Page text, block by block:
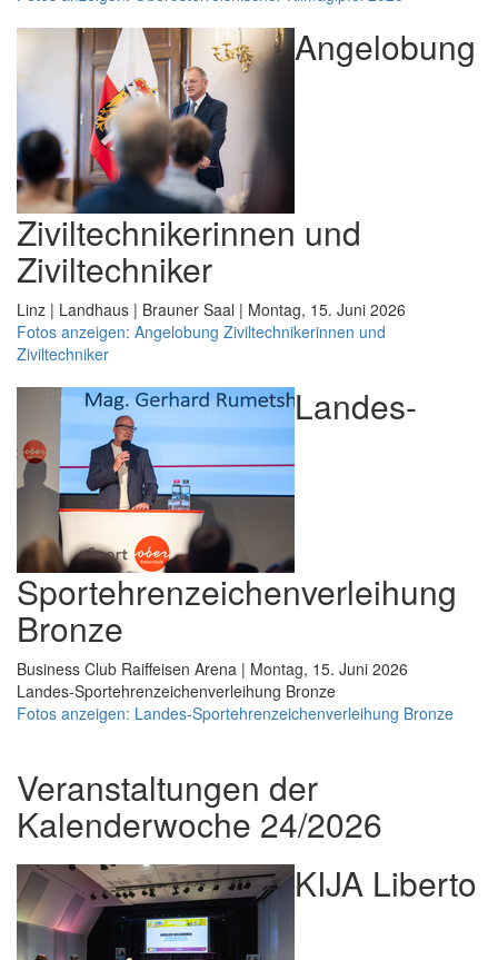
Angelobung
Ziviltechnikerinnen und
Ziviltechniker
Linz | Landhaus | Brauner Saal | Montag, 15. Juni 2026
Fotos anzeigen: Angelobung Ziviltechnikerinnen und
Ziviltechniker
Landes-
Sportehrenzeichenverleihung
Bronze
Business Club Raiffeisen Arena | Montag, 15. Juni 2026
Landes-Sportehrenzeichenverleihung Bronze
Fotos anzeigen: Landes-Sportehrenzeichenverleihung Bronze
Veranstaltungen der
Kalenderwoche 24/2026
KIJA Liberto